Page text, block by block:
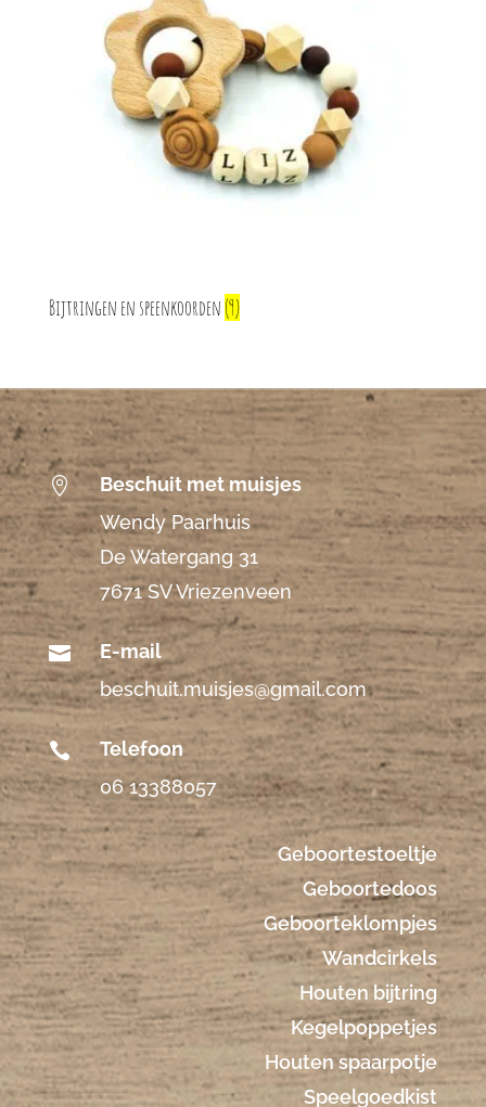
Bijtringen en speenkoorden (9)

Beschuit met muisjes
Wendy Paarhuis
De Watergang 31
7671 SV Vriezenveen

E-mail
beschuit.muisjes@gmail.com

Telefoon
06 13388057
Geboortestoeltje
Geboortedoos
Geboorteklompjes
Wandcirkels
Houten bijtring
Kegelpoppetjes
Houten spaarpotje
Speelgoedkist